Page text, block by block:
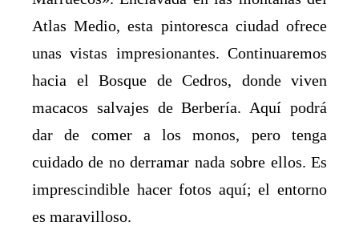
Atlas Medio, esta pintoresca ciudad ofrece
unas vistas impresionantes. Continuaremos
hacia el Bosque de Cedros, donde viven
macacos salvajes de Berbería. Aquí podrá
dar de comer a los monos, pero tenga
cuidado de no derramar nada sobre ellos. Es
imprescindible hacer fotos aquí; el entorno
es maravilloso.